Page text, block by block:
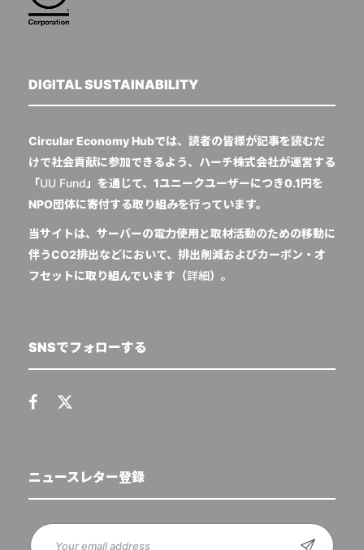
DIGITAL SUSTAINABILITY
Circular Economy Hubでは、読者の皆様が記事を読むだ
けで社会貢献に参加できるよう、ハーチ株式会社が運営する
「UU Fund 」を通じて、1ユニークユーザーにつき0.1円を
NPO団体に寄付する取り組みを行っています。
当サイトは、サーバーの電力使用と取材活動のための移動に
伴うCO2排出などにおいて、排出削減およびカーボン・オ
フセットに取り組んでいます（詳細）。
SNSでフォローする
ニュースレター登録